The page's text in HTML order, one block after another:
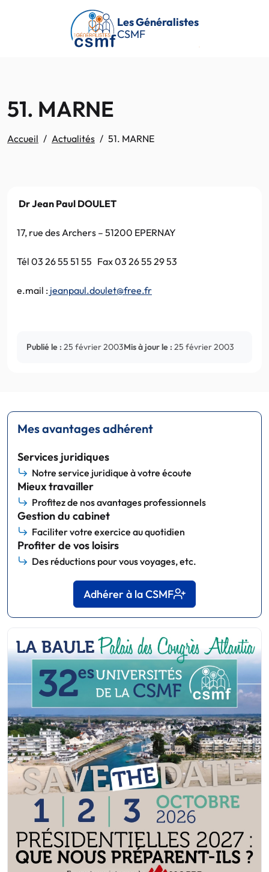
Passer au contenu principal
Les Généralistes
CSMF
51. MARNE
Accueil Actualités 51. MARNE
Dr Jean Paul DOULET
17, rue des Archers – 51200 EPERNAY
Tél 03 26 55 51 55 Fax 03 26 55 29 53
e.mail : jeanpaul.doulet@free.fr
Publié le : 25 février 2003Mis à jour le : 25 février 2003
Mes avantages adhérent
Services juridiques
Notre service juridique à votre écoute
Mieux travailler
Profitez de nos avantages professionnels
Gestion du cabinet
Faciliter votre exercice au quotidien
Profiter de vos loisirs
Des réductions pour vous voyages, etc.
Adhérer à la CSMF